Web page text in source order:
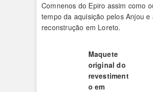
Comnenos do Epiro assim como
tempo da aquisição pelos Anjou e
reconstrução em Loreto.
Maquete
original do
revestiment
o em